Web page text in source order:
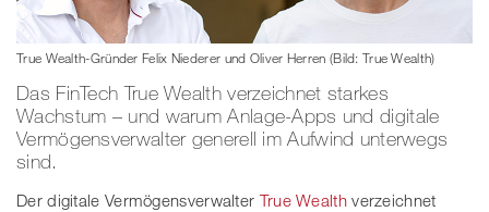
True Wealth-Gründer Felix Niederer und Oliver Herren (Bild: True Wealth)
Das FinTech True Wealth verzeichnet starkes
Wachstum – und warum Anlage-Apps und digitale
Vermögensverwalter generell im Aufwind unterwegs
sind.
Der digitale Vermögensverwalter True Wealthverzeichnet